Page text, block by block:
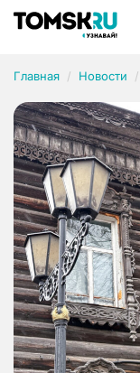
Главная Новости